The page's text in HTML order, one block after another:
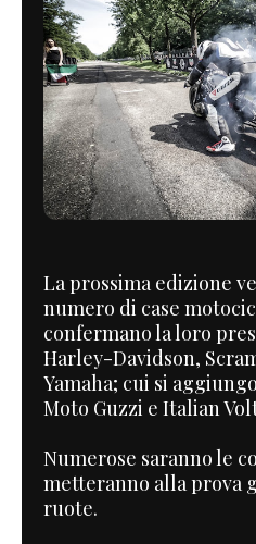
La prossima edizione
numero di case
confermano la loro
Harley-Davidson,
Yamaha; cui si
Moto Guzzi e Italian
Numerose saranno le
metteranno alla prova
ruote.